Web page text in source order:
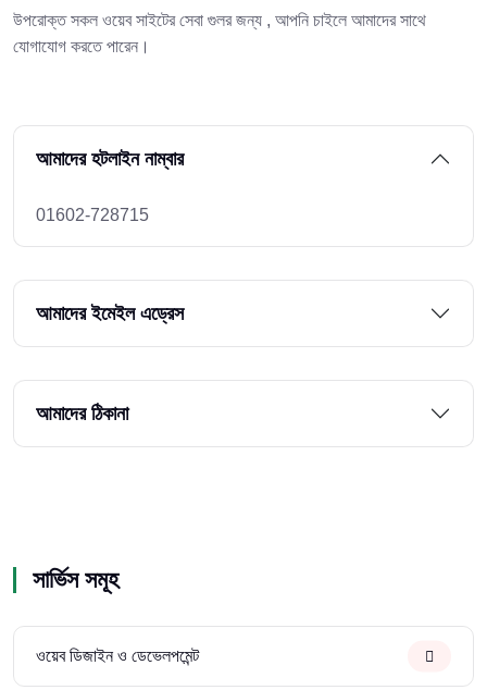
উপরোক্ত সকল ওয়েব সাইটের সেবা গুলর জন্য , আপনি চাইলে আমাদের সাথে
যোগাযোগ করতে পারেন।
আমাদের হটলাইন নাম্বার
01602-728715
আমাদের ইমেইল এড্রেস
আমাদের ঠিকানা
সার্ভিস সমূহ
ওয়েব ডিজাইন ও ডেভেলপমেন্ট